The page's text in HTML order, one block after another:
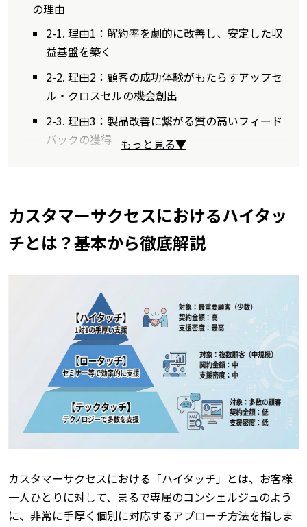
の理由
2-1. 理由1：解約率を劇的に改善し、安定した収
益基盤を築く
2-2. 理由2：顧客の成功体験がもたらすアップセ
ル・クロスセルの機会創出
2-3. 理由3：製品改善に繋がる質の高いフィード
バックの獲得 もっと見る▼
カスタマーサクセスにおけるハイタッ
チとは？基本から徹底解説
カスタマーサクセスにおける「ハイタッチ」とは、お客様
一人ひとりに対して、まるで専属のコンシェルジュのよう
に、非常に手厚く個別に対応するアプローチ方法を指しま